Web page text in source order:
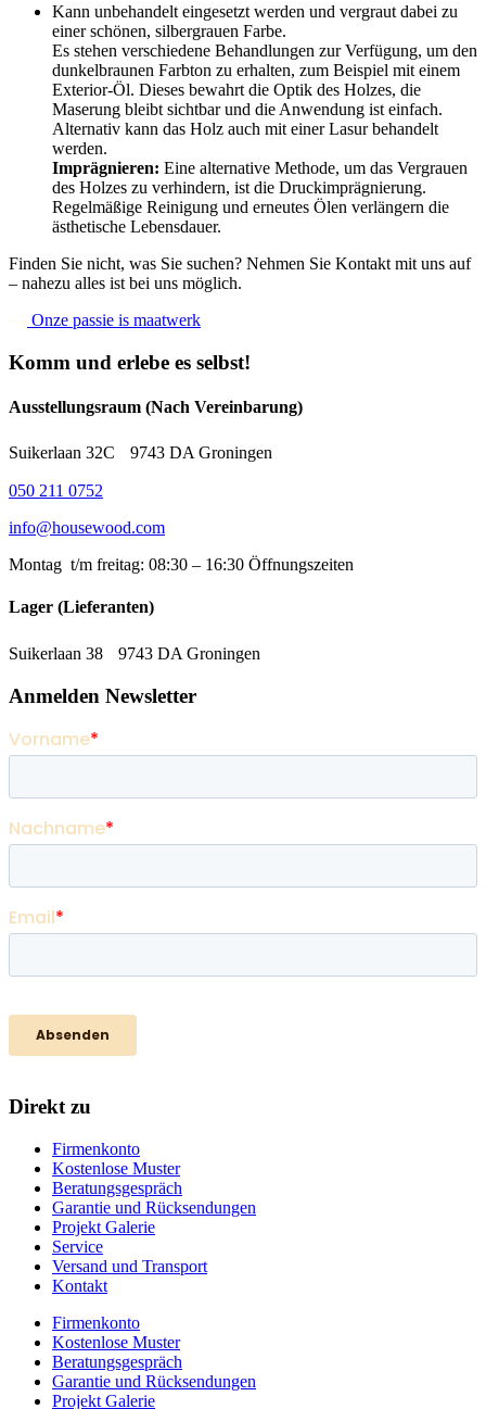
Kann unbehandelt eingesetzt werden und vergraut dabei zu
einer schönen, silbergrauen Farbe.
Es stehen verschiedene Behandlungen zur Verfügung, um den
dunkelbraunen Farbton zu erhalten, zum Beispiel mit einem
Exterior-Öl. Dieses bewahrt die Optik des Holzes, die
Maserung bleibt sichtbar und die Anwendung ist einfach.
Alternativ kann das Holz auch mit einer Lasur behandelt
werden.
Imprägnieren: Eine alternative Methode, um das Vergrauen
des Holzes zu verhindern, ist die Druckimprägnierung.
Regelmäßige Reinigung und erneutes Ölen verlängern die
ästhetische Lebensdauer.
Finden Sie nicht, was Sie suchen? Nehmen Sie Kontakt mit uns auf
– nahezu alles ist bei uns möglich.
Onze passie is maatwerk
Komm und erlebe es selbst!
Ausstellungsraum (Nach Vereinbarung)
Suikerlaan 32C 9743 DA Groningen
050 211 0752
info@housewood.com
Montag t/m freitag: 08:30 – 16:30 Öffnungszeiten
Lager (Lieferanten)
Suikerlaan 38 9743 DA Groningen
Anmelden Newsletter
Direkt zu
Firmenkonto
Kostenlose Muster
Beratungsgespräch
Garantie und Rücksendungen
Projekt Galerie
Service
Versand und Transport
Kontakt
Firmenkonto
Kostenlose Muster
Beratungsgespräch
Garantie und Rücksendungen
Projekt Galerie